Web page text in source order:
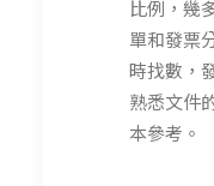
比例，幾
單和發票
時找數，
熟悉文件
本參考。